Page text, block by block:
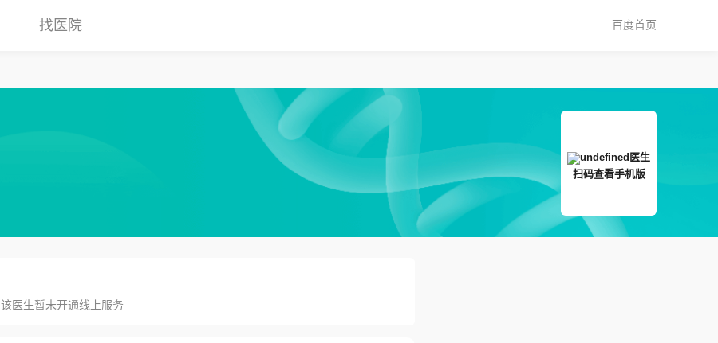
找医院 百度首页
扫码查看手机版
该医生暂未开通线上服务